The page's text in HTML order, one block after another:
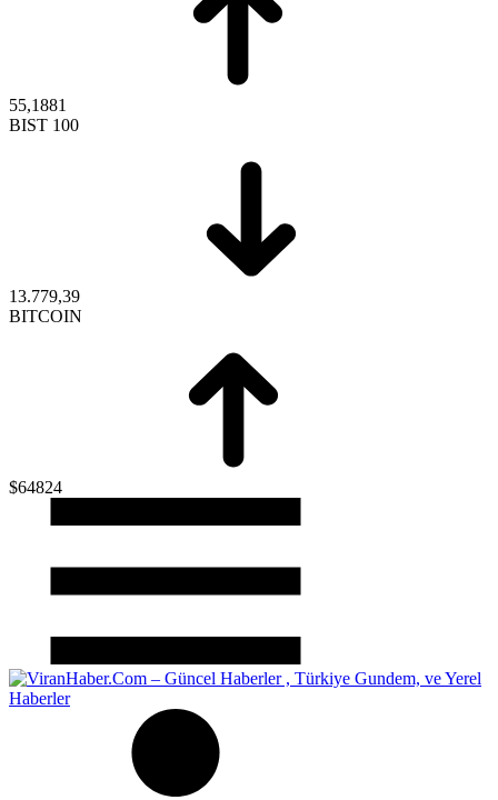
55,1881
BIST 100
13.779,39
BITCOIN
$64824